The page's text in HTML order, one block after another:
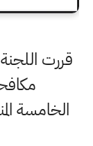
قررت
الخامسة